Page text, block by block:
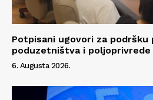
Info
Potpisani ugovori za
poduzetništva i poljoprivrede
6. Augusta 2026.